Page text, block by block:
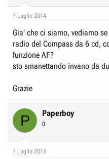
7 Luglio 2014
Gia' che ci siamo, vediamo
radio del Compass da 6 cd,
funzione AF?
sto smanettando invano da
Grazie
P Paperboy
0
7 Luglio 2014